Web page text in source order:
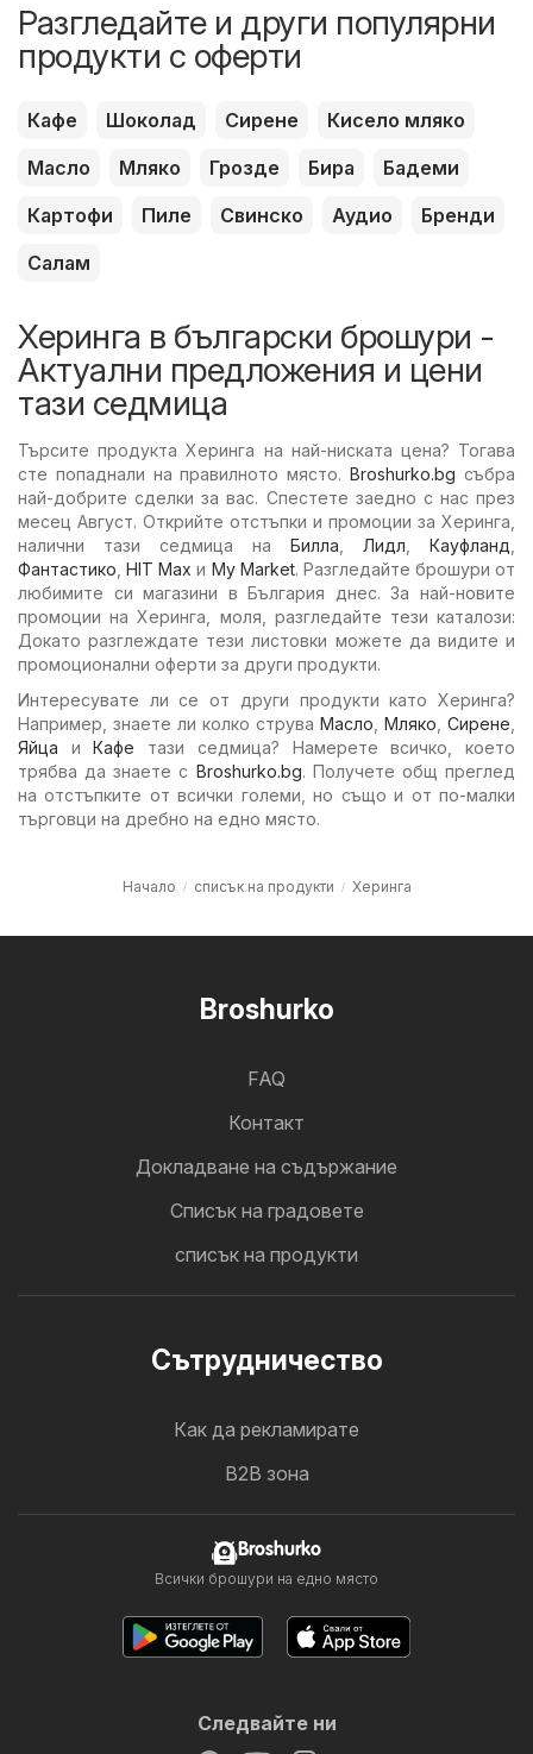
Разгледайте и други популярни
продукти с оферти
Кафе Шоколад Сирене
Кисело мляко
Масло
Мляко Грозде Бира
Бадеми
Картофи
Пиле Свинско Аудио
Бренди
Салам
Херинга в български брошури -
Актуални предложения и цени
тази седмица
Търсите продукта Херинга на най-ниската цена? Тогава
сте попаднали на правилното място.Broshurko.bg събра
най-добрите сделки за вас. Спестете заедно с нас през
месец Август. Открийте отстъпки и промоции за Херинга,
налични тази седмица на Билла Лидл Кауфланд
Фантастико ,HIT Max и My Market. Разгледайте брошури от
любимите си магазини в България днес. За най-новите
промоции на Херинга, моля, разгледайте тези каталози:
Докато разглеждате тези листовки можете да видите и
промоционални оферти за други продукти.
Интересувате ли се от други продукти като Херинга?
Например, знаете ли колко струва Масло Мляко Сирене
Яйца иКафе тази седмица? Намерете всичко, което
трябва да знаете с Broshurko.bg. Получете общ преглед
на отстъпките от всички големи, но също и от по-малки
търговци на дребно на едно място.
Начало списък на продукти Херинга
Broshurko
FAQ
Контакт
Докладване на съдържание
Cписък на градовете
списък на продукти
Cътрудничество
Как да рекламирате
B2B зона
Broshurko
Всички брошури на едно място
Следвайте ни